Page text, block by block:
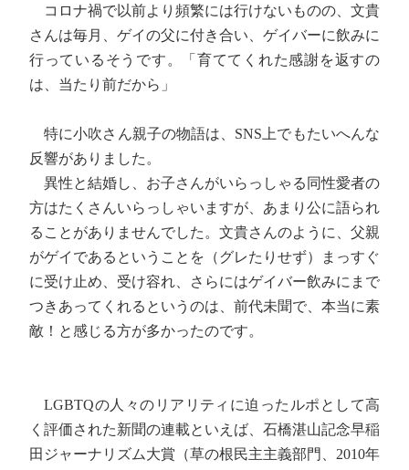
コロナ禍で以前より頻繁には行けないものの、文貴
さんは毎月、ゲイの父に付き合い、ゲイバーに飲みに
行っているそうです。「育ててくれた感謝を返すの
は、当たり前だから」
特に小吹さん親子の物語は、SNS上でもたいへんな
反響がありました。
異性と結婚し、お子さんがいらっしゃる同性愛者の
方はたくさんいらっしゃいますが、あまり公に語られ
ることがありませんでした。文貴さんのように、父親
がゲイであるということを（グレたりせず）まっすぐ
に受け止め、受け容れ、さらにはゲイバー飲みにまで
つきあってくれるというのは、前代未聞で、本当に素
敵！と感じる方が多かったのです。
LGBTQの人々のリアリティに迫ったルポとして高
く評価された新聞の連載といえば、石橋湛山記念早稲
田ジャーナリズム大賞（草の根民主主義部門、2010年